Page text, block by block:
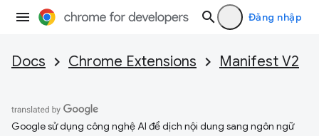
Đăng nhập
Docs Chrome Extensions Manifest V2
Google sử dụng công nghệ AI để dịch nội dung sang ngôn ngữ